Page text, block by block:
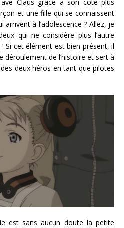
Claus grâce à son côté plus
et une fille qui se connaissent
à l’adolescence ? Allez, je
qui ne considère plus l’autre
Si cet élément est bien présent, il
déroulement de l’histoire et sert à
deux héros en tant que pilotes
est sans aucun doute la petite